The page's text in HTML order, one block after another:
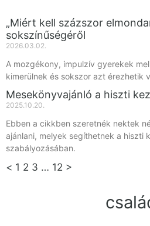
„Miért kell százszor
sokszínűségéről
2026.03.02.
A mozgékony, impulzív gyerekek
kimerülnek és sokszor azt érezhetik
Mesekönyvajánló a hiszti
2025.10.20.
Ebben a cikkben szeretnék nektek
ajánlani, melyek segíthetnek a hiszti
szabályozásában.
< 1 2 3 … 12 >